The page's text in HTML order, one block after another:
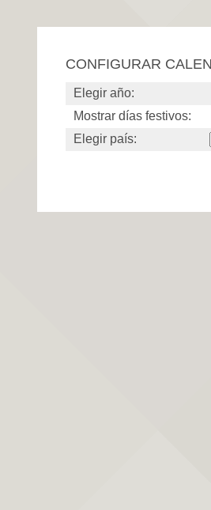
CONFIGURAR
Elegir año:
Mostrar días festivos:
Elegir país: